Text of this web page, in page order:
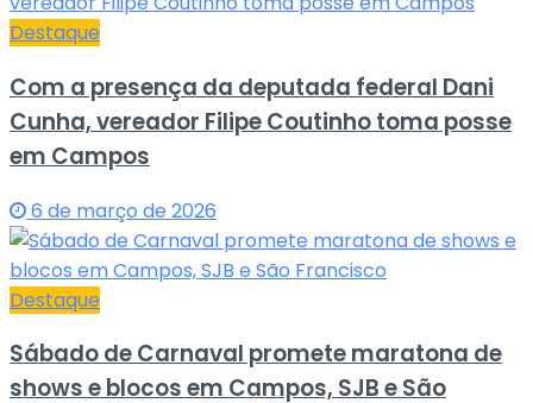
Destaque
Com a presença da deputada federal Dani
Cunha, vereador Filipe Coutinho toma posse
em Campos
6 de março de 2026
Destaque
Sábado de Carnaval promete maratona de
shows e blocos em Campos, SJB e São